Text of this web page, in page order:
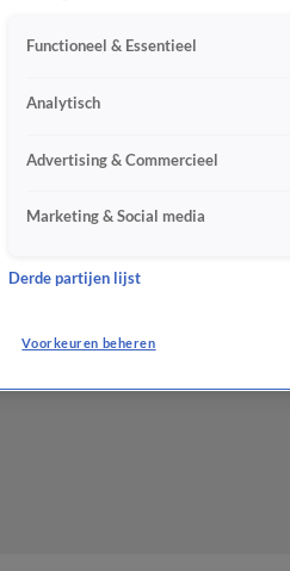
Functioneel & Essentieel
Analytisch
Advertising & Commercieel
Marketing & Social media
Derde partijen lijst
Voorkeuren beheren